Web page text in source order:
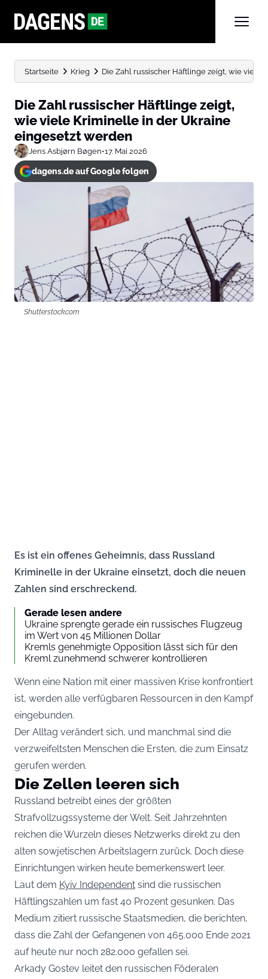
Startseite Krieg Die Zahl russischer Häftlinge zeigt, wie viele
Die Zahl russischer Häftlinge zeigt,
wie viele Kriminelle in der Ukraine
eingesetzt werden
Jens Asbjørn Bøgen•17. Mai 2026
dagens.de auf Google folgen
Shutterstock.com
Es ist ein offenes Geheimnis, dass Russland
Kriminelle in der Ukraine einsetzt, doch die neuen
Zahlen sind erschreckend.
Gerade lesen andere
Ukraine sprengte gerade ein russisches Flugzeug
im Wert von 45 Millionen Dollar
Kremls genehmigte Opposition lässt sich für den
Kreml zunehmend schwerer kontrollieren
Wenn eine Nation mit einer massiven Krise konfrontiert
ist, werden alle verfügbaren Ressourcen in den Kampf
eingebunden.
Der Alltag verändert sich, und manchmal sind die
verzweifeltsten Menschen die Ersten, die zum Einsatz
gerufen werden.
Die Zellen leeren sich
Russland betreibt eines der größten
Strafvollzugssysteme der Welt. Seit Jahrzehnten
reichen die Wurzeln dieses Netzwerks direkt zu den
alten sowjetischen Arbeitslagern zurück. Doch diese
Einrichtungen wirken heute bemerkenswert leer.
Laut dem Kyiv Independent sind die russischen
Häftlingszahlen um fast 40 Prozent gesunken. Das
Medium zitiert russische Staatsmedien, die berichten,
dass die Zahl der Gefangenen von 465.000 Ende 2021
auf heute nur noch 282.000 gefallen sei.
Arkady Gostev leitet den russischen Föderalen